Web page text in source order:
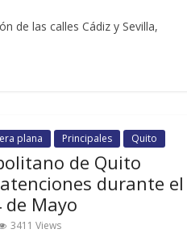
de las calles Cádiz y Sevilla,
plana Principales Quito
de Quito
durante el
Mayo
3411 Views